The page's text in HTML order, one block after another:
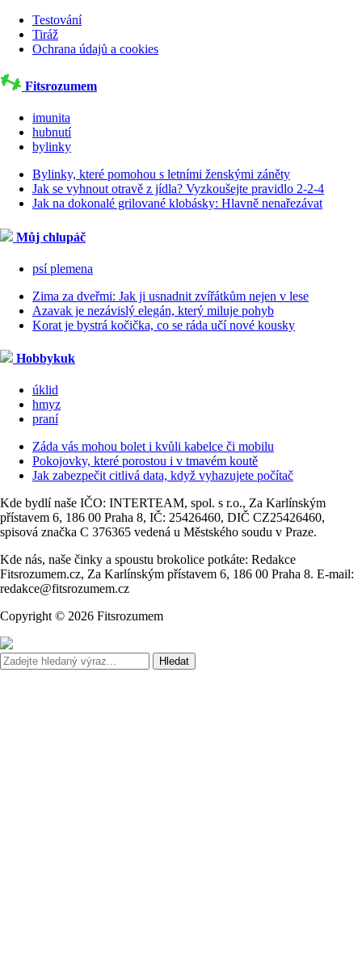
Testování
Tiráž
Ochrana údajů a cookies
Fitsrozumem
imunita
hubnutí
bylinky
Bylinky, které pomohou s letními ženskými záněty
Jak se vyhnout otravě z jídla? Vyzkoušejte pravidlo 2-2-4
Jak na dokonalé grilované klobásky: Hlavně nenařezávat
Můj chlupáč
psí plemena
Zima za dveřmi: Jak ji usnadnit zvířátkům nejen v lese
Azavak je nezávislý elegán, který miluje pohyb
Korat je bystrá kočička, co se ráda učí nové kousky
Hobbykuk
úklid
hmyz
praní
Záda vás mohou bolet i kvůli kabelce či mobilu
Pokojovky, které porostou i v tmavém koutě
Jak zabezpečit citlivá data, když vyhazujete počítač
Kde bydlí naše IČO: INTERTEAM, spol. s r.o., Za Karlínským
přístavem 6, 186 00 Praha 8, IČ: 25426460, DIČ CZ25426460,
spisová značka C 376365 vedená u Městského soudu v Praze.
Kde nás, naše činky a spoustu brokolice potkáte: Redakce
Fitsrozumem.cz, Za Karlínským přístavem 6, 186 00 Praha 8. E-mail:
redakce@fitsrozumem.cz
Copyright © 2026 Fitsrozumem